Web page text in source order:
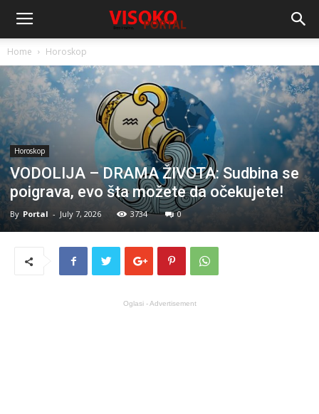
Home Horoskop
Horoskop
VODOLIJA – DRAMA ŽIVOTA: Sudbina se
poigrava, evo šta možete da očekujete!
By Portal - July 7, 2026 3734 0
Oglasi - Advertisement